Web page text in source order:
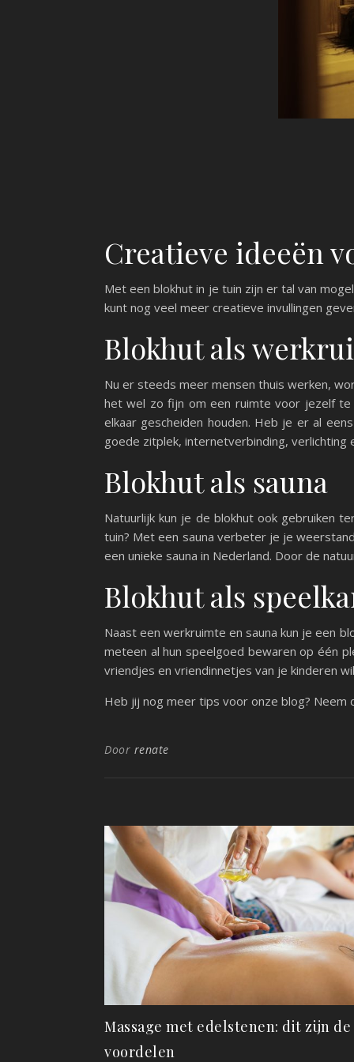
Creatieve ideeën
Met een blokhut in je tuin zijn er tal van
kunt nog veel meer creatieve invullingen
Blokhut als
Nu er steeds meer mensen thuis werken,
het wel zo fijn om een ruimte voor jezelf te
elkaar gescheiden houden. Heb je er al
goede zitplek, internetverbinding, verlichting
Blokhut als sauna
Natuurlijk kun je de blokhut ook gebruiken
tuin? Met een sauna verbeter je je
een unieke sauna in Nederland. Door de
Blokhut als
Naast een werkruimte en sauna kun je een
meteen al hun speelgoed bewaren op één
vriendjes en vriendinnetjes van je kinderen
Heb jij nog meer tips voor onze blog? Neem
Door renate
Massage met edelstenen: dit zijn de
voordelen